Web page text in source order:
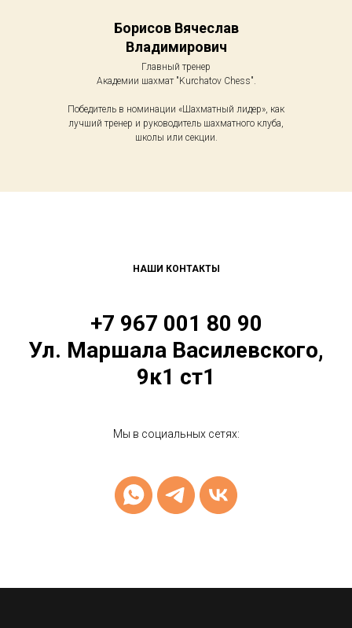
Борисов Вячеслав
Владимирович
Главный тренер
Академии шахмат "Kurchatov Chess".
Победитель в номинации «Шахматный лидер», как
лучший тренер и руководитель шахматного клуба,
школы или секции.
НАШИ КОНТАКТЫ
+7 967 001 80 90
Ул. Маршала Василевского,
9к1 ст1
Мы в социальных сетях: